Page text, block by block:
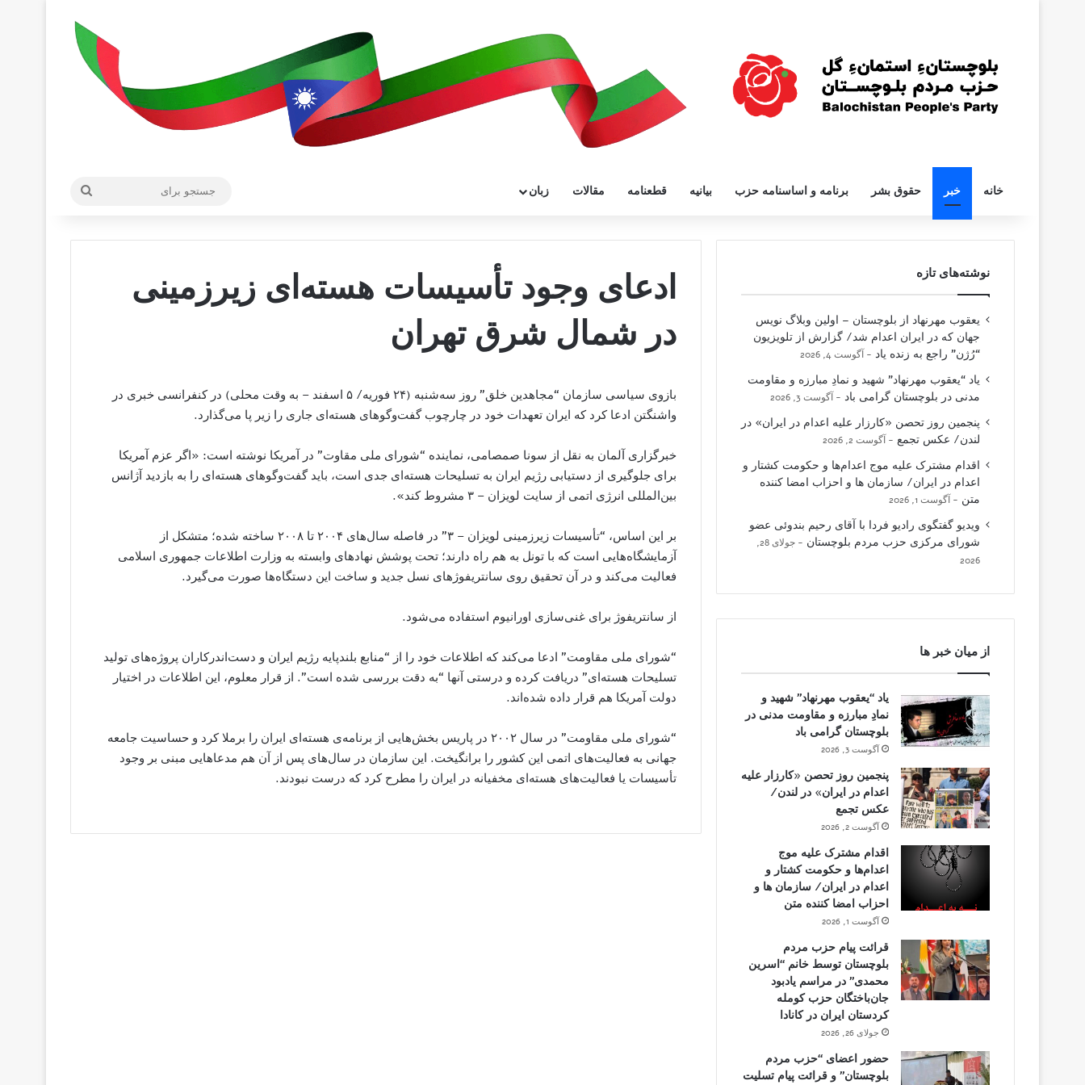
خانه خبر حقوق بشر برنامه و اساسنامه حزب بیانیه قطعنامه مقالات زبان
ادعای وجود تأسیسات هسته‌ای زیرزمینی
در شمال شرق تهران
بازوی سیاسی سازمان “مجاهدین خلق” روز سه‌شنبه (۲۴ فوریه/ ۵ اسفند – به وقت محلی) در کنفرانسی خبری در
واشنگتن ادعا کرد که ایران تعهدات خود در چارچوب گفت‌وگوهای هسته‌ای جاری را زیر پا می‌گذارد.
خبرگزاری آلمان به نقل از سونا صمصامی، نماینده “شورای ملی مقاوت” در آمریکا نوشته است: «اگر عزم آمریکا
برای جلوگیری از دستیابی رژیم ایران به تسلیحات هسته‌ای جدی است، باید گفت‌وگوهای هسته‌ای را به بازدید آژانس
بین‌المللی انرژی اتمی از سایت لویزان – ۳ مشروط کند».
بر این اساس، “تأسیسات زیرزمینی لویزان – ۳” در فاصله سال‌های ۲۰۰۴ تا ۲۰۰۸ ساخته شده؛ متشکل از
آزمایشگا‌ه‌هایی است که با تونل به هم راه دارند؛ تحت پوشش نهادهای وابسته به وزارت اطلاعات جمهوری اسلامی
فعالیت می‌کند و در آن تحقیق روی سانتریفوژهای نسل جدید و ساخت این دستگاه‌ها صورت می‌گیرد.
از سانتریفوژ برای غنی‌سازی اورانیوم استفاده می‌شود.
“شورای ملی مقاومت” ادعا می‌کند که اطلاعات خود را از “منابع بلندپایه رژیم ایران و دست‌اندرکاران پروژه‌های تولید
تسلیحات هسته‌ای” دریافت کرده و درستی آنها “به دقت بررسی شده است”. از قرار معلوم، این اطلاعات در اختیار
دولت آمریکا هم قرار داده شده‌اند.
“شورای ملی مقاومت” در سال ۲۰۰۲ در پاریس بخش‌هایی از برنامه‌ی هسته‌ای ایران را برملا کرد و حساسیت جامعه
جهانی به فعالیت‌های اتمی این کشور را برانگیخت. این سازمان در سال‌های پس از آن هم مدعاهایی مبنی بر وجود
تأسیسات یا فعالیت‌های هسته‌ای مخفیانه در ایران را مطرح کرد که درست نبودند.
نوشته‌های تازه
یعقوب مهرنهاد از بلوچستان – اولین وبلاگ نویس
جهان که در ایران اعدام شد/ گزارش از تلویزیون
“رُژن” راجع به زنده یاد
آگوست 4, 2026
یاد “یعقوب مهرنهاد” شهید و نمادِ مبارزه و مقاومت
مدنی در بلوچستان گرامی باد
آگوست 3, 2026
پنجمین روز تحصن «کارزار علیه اعدام در ایران» در
لندن/ عکس تجمع
آگوست 2, 2026
اقدام مشترک علیه موج اعدام‌ها و حکومت کشتار و
اعدام در ایران/ سازمان ها و احزاب امضا کننده
متن
آگوست 1, 2026
ویدیو گفتگوی رادیو فردا با آقای رحیم بندوئی عضو
شورای مرکزی حزب مردم بلوچستان
جولای 28,
2026
از میان خبر ها
یاد “یعقوب مهرنهاد” شهید و
نمادِ مبارزه و مقاومت مدنی در
بلوچستان گرامی باد
آگوست 3, 2026
پنجمین روز تحصن «کارزار علیه
اعدام در ایران» در لندن/
عکس تجمع
آگوست 2, 2026
اقدام مشترک علیه موج
اعدام‌ها و حکومت کشتار و
اعدام در ایران/ سازمان ها و
احزاب امضا کننده متن
آگوست 1, 2026
قرائت پیام حزب مردم
بلوچستان توسط خانم “اسرین
محمدی” در مراسم یادبود
جان‌باختگان حزب کومله
کردستان ایران در کانادا
جولای 26, 2026
حضور اعضای “حزب مردم
بلوچستان” و قرائت پیام تسلیت